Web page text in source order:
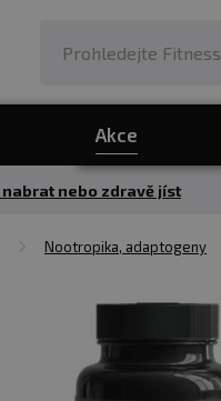
Akce
nebo zdravě jíst
Nootropika, adaptogeny